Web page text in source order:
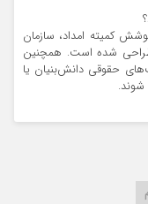
کمیته امداد، سازمان
طراحی شده است. همچنین
حقوقی دانش‌بنیان یا
شوند.